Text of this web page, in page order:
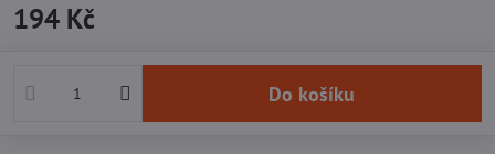
194 Kč
Do košíku